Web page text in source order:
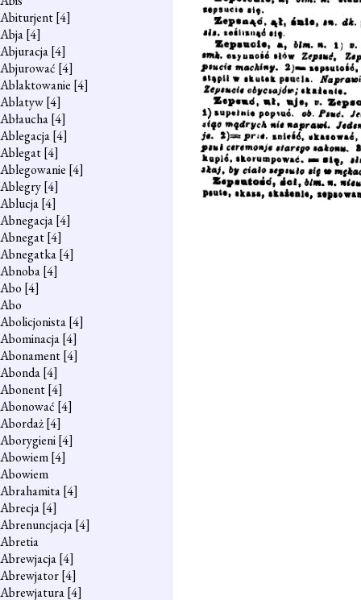
Abiturjent[4]
Abja[4]
Abjuracja[4]
Abjurować [4]
Ablaktowanie [4]
Ablatyw[4]
Abłaucha[4]
Ablegacja[4]
Ablegat[4]
Ablegowanie [4]
Ablegry[4]
Ablucja[4]
Abnegacja[4]
Abnegat[4]
Abnegatka[4]
Abnoba[4]
Abo [4]
Abo
Abolicjonista[4]
Abominacja[4]
Abonament[4]
Abonda[4]
Abonent[4]
Abonować [4]
Abordaż[4]
Aborygieni[4]
Abowiem[4]
Abowiem
Abrahamita[4]
Abrecja[4]
Abrenuncjacja[4]
Abretia
Abrewjacja[4]
Abrewjator[4]
Abrewjatura[4]